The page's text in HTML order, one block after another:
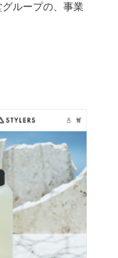
ループの、事業